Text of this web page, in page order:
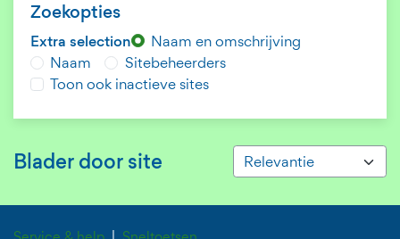
Zoekopties
Extra selection
Naam en omschrijving
Naam
Sitebeheerders
Toon ook inactieve sites
Blader door site